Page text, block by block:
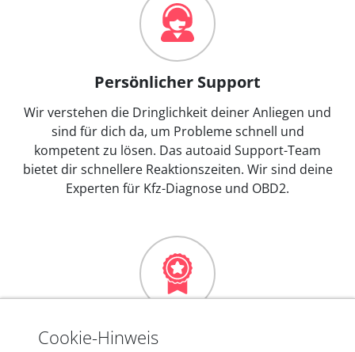
Persönlicher Support
Wir verstehen die Dringlichkeit deiner Anliegen und
sind für dich da, um Probleme schnell und
kompetent zu lösen. Das autoaid Support-Team
bietet dir schnellere Reaktionszeiten. Wir sind deine
Experten für Kfz-Diagnose und OBD2.
Mehr als 10 Jahre Erfahrung
Cookie-Hinweis